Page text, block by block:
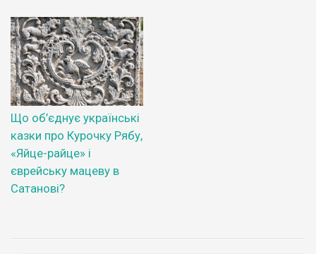
Що об’єднує українські
казки про Курочку Рябу,
«Яйце-райце» і
єврейську мацеву в
Сатанові?